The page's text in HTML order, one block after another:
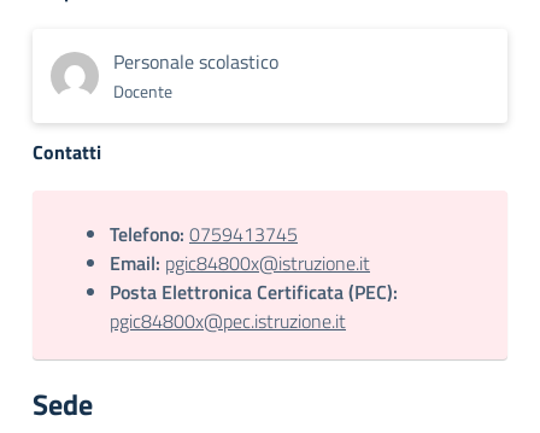
Personale scolastico
Docente
Contatti
Telefono: 0759413745
Email: pgic84800x@istruzione.it
Posta Elettronica Certificata (PEC):
pgic84800x@pec.istruzione.it
Sede